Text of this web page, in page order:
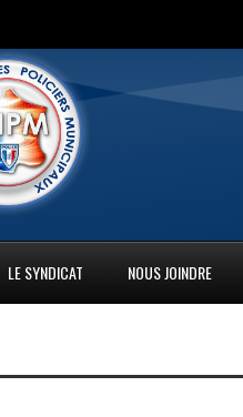
LE SYNDICAT NOUS JOINDRE